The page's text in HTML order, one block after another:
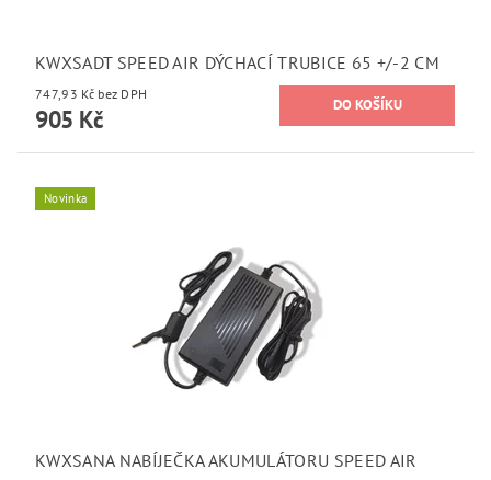
KWXSADT SPEED AIR DÝCHACÍ TRUBICE 65 +/-2 CM
747,93 Kč bez DPH
905 Kč
Novinka
KWXSANA NABÍJEČKA AKUMULÁTORU SPEED AIR